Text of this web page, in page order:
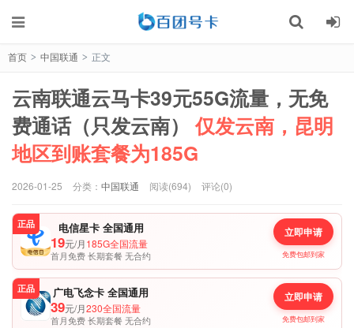
首页 > 中国联通 > 正文
云南联通云马卡39元55G流量，无免
费通话（只发云南）仅发云南，昆明
地区到账套餐为185G
2026-01-25 分类： 中国联通 阅读(694) 评论(0)
正品 电信星卡 全国通用
19元/月185G全国流量
首月免费 长期套餐 无合约
立即申请
免费包邮到家
正品 广电飞念卡 全国通用
39元/月230全国流量
首月免费 长期套餐 无合约
立即申请
免费包邮到家